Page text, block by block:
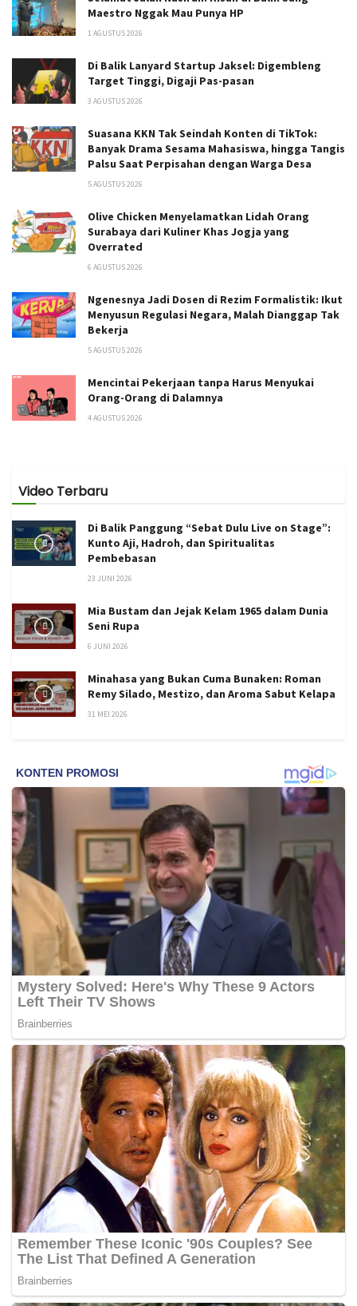
Maestro Nggak Mau Punya HP
1 AGUSTUS 2026
Di Balik Lanyard Startup Jaksel: Digembleng
Target Tinggi, Digaji Pas-pasan
3 AGUSTUS 2026
Suasana KKN Tak Seindah Konten di TikTok:
Banyak Drama Sesama Mahasiswa, hingga Tangis
Palsu Saat Perpisahan dengan Warga Desa
5 AGUSTUS 2026
Olive Chicken Menyelamatkan Lidah Orang
Surabaya dari Kuliner Khas Jogja yang
Overrated
6 AGUSTUS 2026
Ngenesnya Jadi Dosen di Rezim Formalistik: Ikut
Menyusun Regulasi Negara, Malah Dianggap Tak
Bekerja
5 AGUSTUS 2026
Mencintai Pekerjaan tanpa Harus Menyukai
Orang-Orang di Dalamnya
4 AGUSTUS 2026
Video Terbaru
Di Balik Panggung “Sebat Dulu Live on Stage”:
Kunto Aji, Hadroh, dan Spiritualitas
Pembebasan
23 JUNI 2026
Mia Bustam dan Jejak Kelam 1965 dalam Dunia
Seni Rupa
6 JUNI 2026
Minahasa yang Bukan Cuma Bunaken: Roman
Remy Silado, Mestizo, dan Aroma Sabut Kelapa
31 MEI 2026